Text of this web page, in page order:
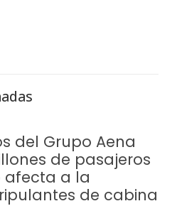
del Grupo Aena
de pasajeros
afecta a la
de cabina